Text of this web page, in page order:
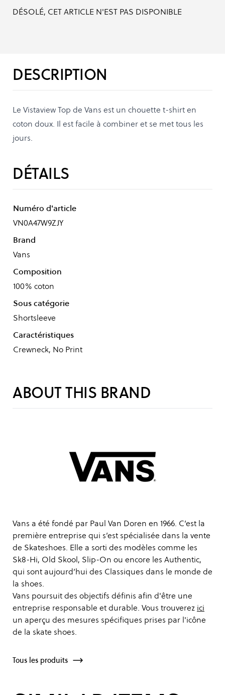
DÉSOLÉ, CET ARTICLE N'EST PAS DISPONIBLE
DESCRIPTION
Le Vistaview Top de Vans est un chouette t-shirt en
coton doux. Il est facile à combiner et se met tous les
jours.
DÉTAILS
Numéro d'article
VN0A47W9ZJY
Brand
Vans
Composition
100% coton
Sous catégorie
Shortsleeve
Caractéristiques
Crewneck, No Print
ABOUT THIS BRAND
Vans a été fondé par Paul Van Doren en 1966. C’est la
première entreprise qui s’est spécialisée dans la vente
de Skateshoes. Elle a sorti des modèles comme les
Sk8-Hi, Old Skool, Slip-On ou encore les Authentic,
qui sont aujourd’hui des Classiques dans le monde de
la shoes.
Vans poursuit des objectifs définis afin d'être une
entreprise responsable et durable. Vous trouverez ici
un aperçu des mesures spécifiques prises par l'icône
de la skate shoes.
Tous les produits